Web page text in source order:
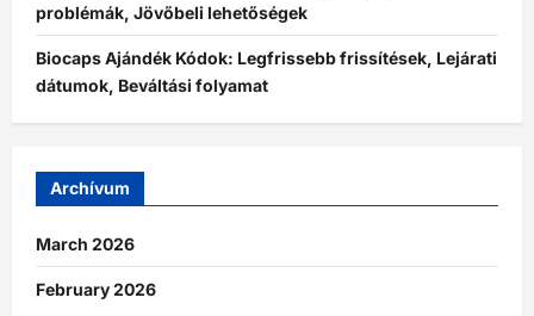
problémák, Jövőbeli lehetőségek
Biocaps Ajándék Kódok: Legfrissebb frissítések, Lejárati
dátumok, Beváltási folyamat
Archívum
March 2026
February 2026